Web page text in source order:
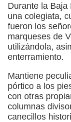
Durante la Baja
una colegiata,
fueron los
marqueses de
utilizándola,
enterramiento.
Mantiene
pórtico a los
con otras
columnas
canecillos